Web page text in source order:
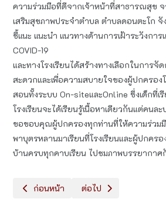
ความร่วมมือที่ดีจากเจ้าหน้าที่สาธารณสุข จ
เสริมสุขภาพประจำตำบล ตำบลดอนตะโก
ชี้แนะ แนะนำ แนวทางด้านการเฝ้าระวังกา
COVID-19
และทางโรงเรียนได้สร้างทางเลือกในการจั
สะดวกและเพื่อความสบายใจของผู้ปกครอง
สอนทั้งระบบ On-siteและOnline ซึ่งเด็กที่เ
โรงเรียนจะได้เรียนรู้เนื้อหาเดียวกันแต่คนล
ขอขอบคุณผู้ปกครองทุกท่านที่ให้ความร่วมมื
พาบุตรหลานมาเรียนที่โรงเรียนและผู้ปกคร
บ้านครบทุกคาบเรียน ไปชมภาพบรรยากาศ
เนื้อหาก่อนหน้า: ตรวจเยี่ยมโรงเรียน
ก่อนหน้า เนื้อหาถัดไป: กิจกรรมวัน
ต่อไป